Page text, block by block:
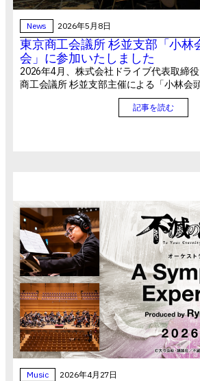
News 2026年5月8日
東京商工会議所 杉並支部「小林
会」に参加いたしました
2026年4月、株式会社ドライブ代表取締
商工会議所 杉並支部主催による「小林会
記事を読む
Music 2026年4月27日